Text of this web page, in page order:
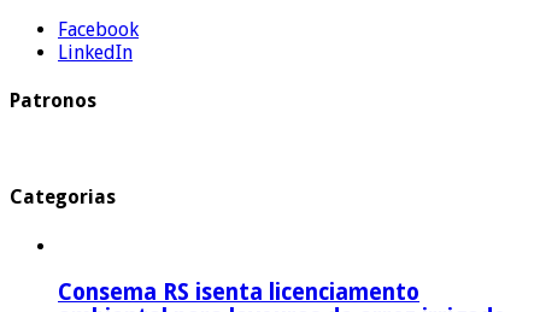
Facebook
LinkedIn
Patronos
Categorias
Consema RS isenta licenciamento